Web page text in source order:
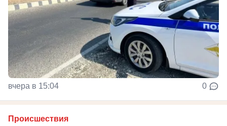
вчера в 15:04 0
Происшествия